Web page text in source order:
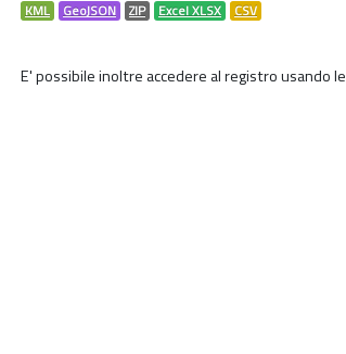
KML GeoJSON ZIP Excel XLSX CSV
E' possibile inoltre accedere al registro usando le